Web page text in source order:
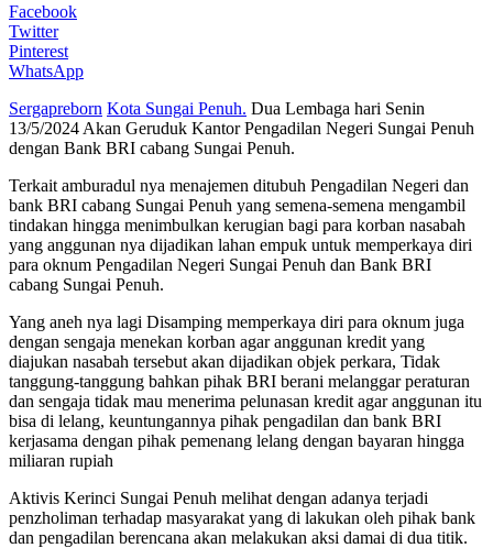
Facebook
Twitter
Pinterest
WhatsApp
Sergapreborn Kota Sungai Penuh. Dua Lembaga hari Senin
13/5/2024 Akan Geruduk Kantor Pengadilan Negeri Sungai Penuh
dengan Bank BRI cabang Sungai Penuh.
Terkait amburadul nya menajemen ditubuh Pengadilan Negeri dan
bank BRI cabang Sungai Penuh yang semena-semena mengambil
tindakan hingga menimbulkan kerugian bagi para korban nasabah
yang anggunan nya dijadikan lahan empuk untuk memperkaya diri
para oknum Pengadilan Negeri Sungai Penuh dan Bank BRI
cabang Sungai Penuh.
Yang aneh nya lagi Disamping memperkaya diri para oknum juga
dengan sengaja menekan korban agar anggunan kredit yang
diajukan nasabah tersebut akan dijadikan objek perkara, Tidak
tanggung-tanggung bahkan pihak BRI berani melanggar peraturan
dan sengaja tidak mau menerima pelunasan kredit agar anggunan itu
bisa di lelang, keuntungannya pihak pengadilan dan bank BRI
kerjasama dengan pihak pemenang lelang dengan bayaran hingga
miliaran rupiah
Aktivis Kerinci Sungai Penuh melihat dengan adanya terjadi
penzholiman terhadap masyarakat yang di lakukan oleh pihak bank
dan pengadilan berencana akan melakukan aksi damai di dua titik.